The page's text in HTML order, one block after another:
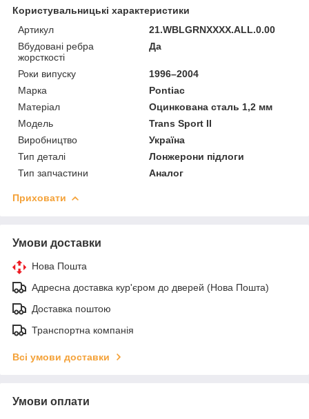
Користувальницькі характеристики
Артикул
21.WBLGRNXXXX.ALL.0.00
Вбудовані ребра
жорсткості
Да
Роки випуску
1996–2004
Марка
Pontiac
Матеріал
Оцинкована сталь 1,2 мм
Мoдель
Trans Sport II
Виробництво
Україна
Тип деталі
Лонжерони підлоги
Тип запчастини
Аналог
Приховати
Умови доставки
Нова Пошта
Адресна доставка кур'єром до дверей (Нова Пошта)
Доставка поштою
Транспортна компанія
Всі умови доставки
Умови оплати